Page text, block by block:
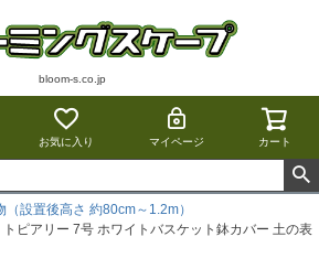
bloom-s.co.jp
お気に入り マイページ カート
（設置後高さ 約80cm～1.2m）
トピアリー 7号 ホワイトバスケット鉢カバー 土の表